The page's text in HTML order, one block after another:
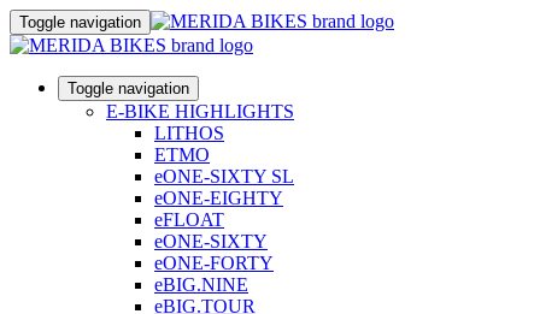
Toggle navigation
Toggle navigation
E-BIKE HIGHLIGHTS
LITHOS
ETMO
eONE-SIXTY SL
eONE-EIGHTY
eFLOAT
eONE-SIXTY
eONE-FORTY
eBIG.NINE
eBIG.TOUR